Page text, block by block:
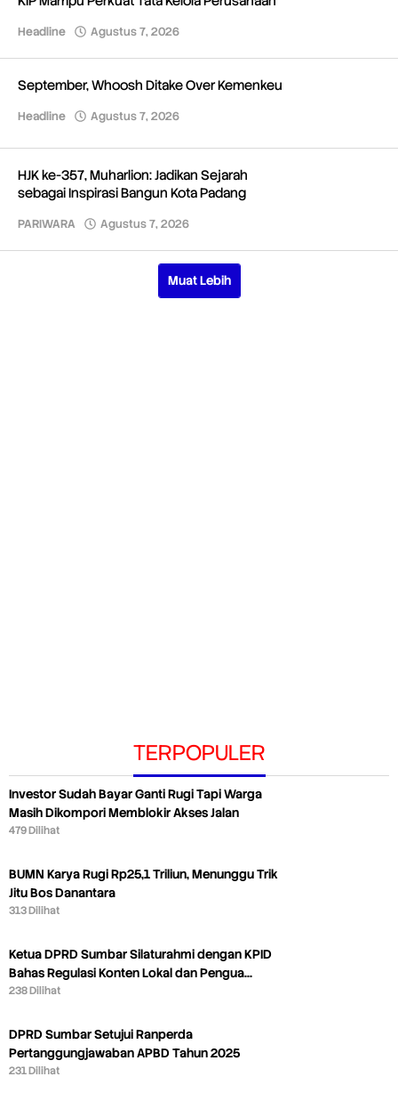
Headline Agustus 7, 2026
September, Whoosh Ditake Over Kemenkeu
Headline Agustus 7, 2026
HJK ke-357, Muharlion: Jadikan Sejarah
sebagai Inspirasi Bangun Kota Padang
PARIWARA Agustus 7, 2026
Muat Lebih
TERPOPULER
Investor Sudah Bayar Ganti Rugi Tapi Warga
Masih Dikompori Memblokir Akses Jalan
479 Dilihat
BUMN Karya Rugi Rp25,1 Triliun, Menunggu Trik
Jitu Bos Danantara
313 Dilihat
Ketua DPRD Sumbar Silaturahmi dengan KPID
Bahas Regulasi Konten Lokal dan Pengua…
238 Dilihat
DPRD Sumbar Setujui Ranperda
Pertanggungjawaban APBD Tahun 2025
231 Dilihat